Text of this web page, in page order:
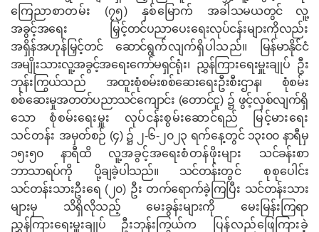
ကြေညာစာတမ်း (၇၅) နှစ်မြောက် အခါ သမယတွင် လူ့
အခွင့်အရေး မြှင့်တင်ပညာ‌ပေးရေးလုပ်ငန်းများကိုလည်း
အရှိန်အဟုန်မြှင့်တင် ဆောင်ရွက်လျက်ရှိပါသည်။
မြန်မာနိုင်ငံ
အမျိုးသားလူ့အခွင့်အရေးကော်မရှင်ရုံး၊ ညွှန်ကြားရေးမှူးချုပ် ဦး
ဘုန်းကြွယ်သည် အထူးစုံစမ်းစစ်ဆေးရေးဦးစီးဌာန၊ စုံစမ်း
စစ်ဆေးမှုအတတ်ပညာသင်ကျောင်း (တောင်ငူ) ၌ ဖွင့်လှစ်လျက်ရှိ
သော
စုံစမ်းရေးမှူး လုပ်ငန်းစွမ်းဆောင်ရည် မြင့်မားရေး
သင်တန်း အမှတ်စဉ် (၄) ၌ ၂-၆-၂၀၂၃ ရက်နေ့တွင် ၁၃း၀၀ နာရီမှ
၁၅း၅၀ နာရီထိ လူ့အခွင့်အရေးစံတန်ဖိုးများ သင်ခန်းစာ
ဘာသာရပ်ကို ပို့ချခဲ့ပါသည်။သင်တန်းတွင် စုစုပေါင်း
သင်တန်းသားဦးရေ (၂၀) ဦး တက်ရောက်ခဲ့ကြပြီး သင်တန်းသား
များမှ သိရှိလိုသည့် မေးခွန်းများကို မေးမြန်းကြရာ
ညွှန်ကြားရေးမှူးချုပ် ဦးဘုန်းကြွယ်က ပြန်လည်ဖြေကြားခဲ့